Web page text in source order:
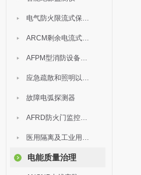
电气防火限流式保护器
ARCM剩余电流式电气火灾监控装置
AFPM型消防设备电源监控系统
应急疏散和照明以及灯具
故障电弧探测器
AFRD防火门监控系统
医用隔离及工业用电绝缘检测
电能质量治理